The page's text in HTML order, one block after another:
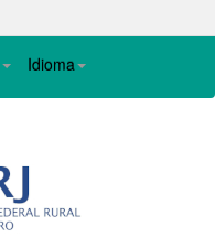
Idioma